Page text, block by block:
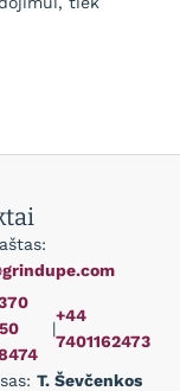
|
+44
7401162473
T. Ševčenkos